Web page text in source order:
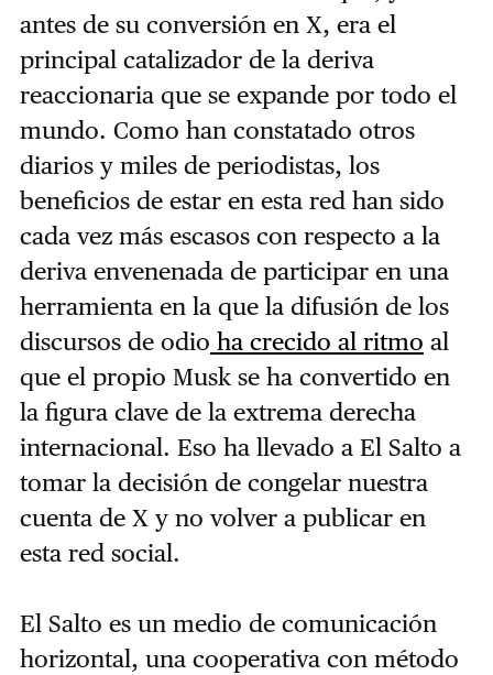
antes de su conversión en X, era el
principal catalizador de la deriva
reaccionaria que se expande por todo el
mundo. Como han constatado otros
diarios y miles de periodistas, los
beneficios de estar en esta red han sido
cada vez más escasos con respecto a la
deriva envenenada de participar en una
herramienta en la que la difusión de los
discursos de odio ha crecido al ritmo al
que el propio Musk se ha convertido en
la figura clave de la extrema derecha
internacional. Eso ha llevado a El Salto a
tomar la decisión de congelar nuestra
cuenta de X y no volver a publicar en
esta red social.
El Salto es un medio de comunicación
horizontal, una cooperativa con método